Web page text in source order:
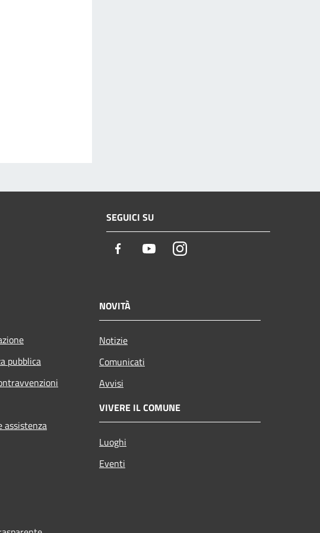
SEGUICI SU
Facebook YoutubeInstagram
pubblica
assistenza
NOVITÀ
Notizie
Comunicati
Avvisi
VIVERE IL COMUNE
Luoghi
Eventi